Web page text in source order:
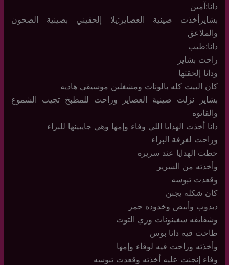
دانا:آمين
بشايرأخذت صينية العصاير:يلا إلحقيني بصينية الصحون
والملاعق
دانا:طيب
راحت بشاير
ودانا إلحقتها
كان البيت كله بالونات ومشغلين موسيقى هاديه
بشاير نزلت صينية العصاير وراحت للمطبخ تجيب الشموع
والقاتوه
دانا أخذت الهدايا اللي وفاء وإمها وهي جايبينها للبراء
وراحت لغرفة البراء
حطت الهدايا عند سريره
وأخذته من السرير
وقعدت تبوسه
كان شكله يجنن
دبدوب وأبيض وخدوده حمر
وشفايفه سغينونات وزي التوت
طاحت فيه دانا بوس
وأخذته وراحت فيه لوفاء وإمها
وفاء إنجنت عليه أخذته وقعدت تبوسه